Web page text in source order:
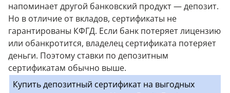
напоминает другой банковский продукт — депозит.
Но в отличие от вкладов, сертификаты не
гарантированы КФГД. Если банк потеряет лицензию
или обанкротится, владелец сертификата потеряет
деньги. Поэтому ставки по депозитным
сертификатам обычно выше.
Купить депозитный сертификат на выгодных